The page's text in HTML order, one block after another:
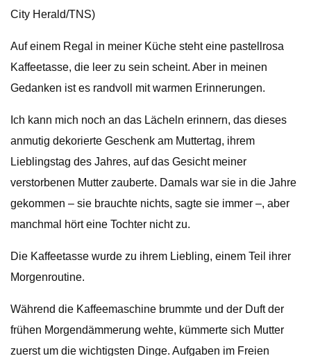
City Herald/TNS)
Auf einem Regal in meiner Küche steht eine pastellrosa
Kaffeetasse, die leer zu sein scheint. Aber in meinen
Gedanken ist es randvoll mit warmen Erinnerungen.
Ich kann mich noch an das Lächeln erinnern, das dieses
anmutig dekorierte Geschenk am Muttertag, ihrem
Lieblingstag des Jahres, auf das Gesicht meiner
verstorbenen Mutter zauberte. Damals war sie in die Jahre
gekommen – sie brauchte nichts, sagte sie immer –, aber
manchmal hört eine Tochter nicht zu.
Die Kaffeetasse wurde zu ihrem Liebling, einem Teil ihrer
Morgenroutine.
Während die Kaffeemaschine brummte und der Duft der
frühen Morgendämmerung wehte, kümmerte sich Mutter
zuerst um die wichtigsten Dinge. Aufgaben im Freien